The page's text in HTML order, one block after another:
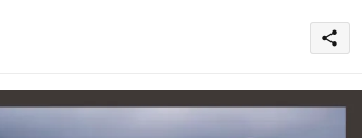
share